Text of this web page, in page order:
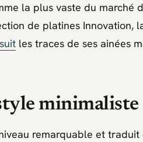
la plus vaste du marché
de platines Innovation,
les traces de ses ainées
minimaliste
remarquable et traduit